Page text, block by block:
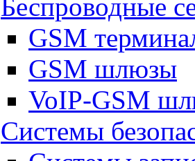
Беспроводные
GSM
GSM шлюзы
VoIP-GSM
Системы